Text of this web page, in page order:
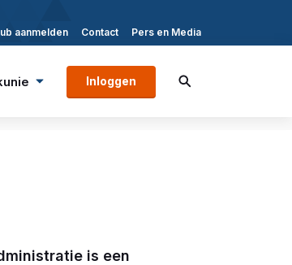
aanmelden Contact Pers en Media
Inloggen
is een